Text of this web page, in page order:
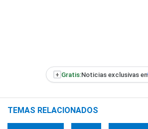
+ Gratis:Noticias exclusivas en
TEMAS RELACIONADOS